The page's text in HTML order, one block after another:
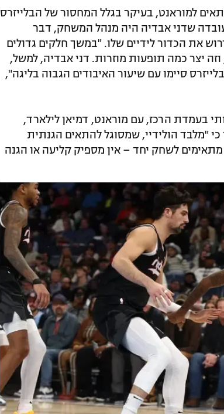
למוראנט, בעיקר בגלל המחסור של הבלייזרס
שדני אבדיה היה מנהל המשחק, דבר
את הכדור לידיים שלו. "במשך חלקים גדולים
יצר כמה תופעות מוזרות. דני אבדיה, למשל,
סיימו עם שיעור האיבודים הגבוה בליגה",
בעמדת הרכז, עם מוראנט, דמיאן לילארד,
כי "מלבד הולידיי, שמסוגל להתאים הגנתית
לשחק יחד – אין מספיק קליעה או הגנה